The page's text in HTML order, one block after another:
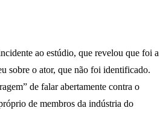
ao estúdio, que revelou que foi a
sobre o ator, que não foi identificado.
de falar abertamente contra o
de membros da indústria do